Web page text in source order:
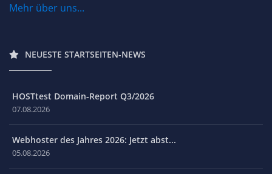
Mehr über uns...
NEUESTE STARTSEITEN-NEWS
HOSTtest Domain-Report Q3/2026
07.08.2026
Webhoster des Jahres 2026: Jetzt abst...
05.08.2026